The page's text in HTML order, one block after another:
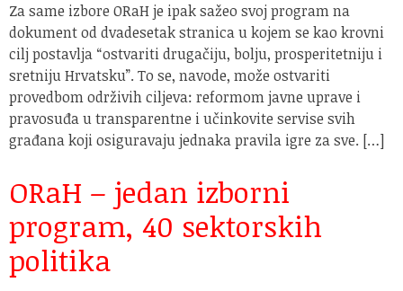
Za same izbore ORaH je ipak sažeo svoj program na
dokument od dvadesetak stranica u kojem se kao krovni
cilj postavlja “ostvariti drugačiju, bolju, prosperitetniju i
sretniju Hrvatsku”. To se, navode, može ostvariti
provedbom održivih ciljeva: reformom javne uprave i
pravosuđa u transparentne i učinkovite servise svih
građana koji osiguravaju jednaka pravila igre za sve. […]
ORaH – jedan izborni
program, 40 sektorskih
politika